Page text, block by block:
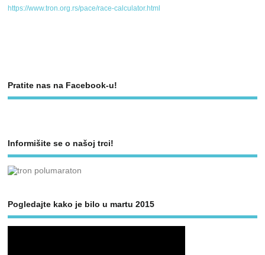
https://www.tron.org.rs/pace/race-calculator.html
Pratite nas na Facebook-u!
Informišite se o našoj trci!
Pogledajte kako je bilo u martu 2015